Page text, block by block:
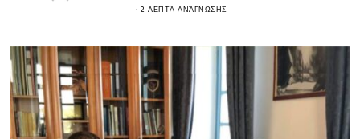
2 ΛΕΠΤΆ ΑΝΆΓΝΩΣΗΣ